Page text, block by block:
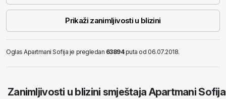
Prikaži zanimljivosti u blizini
Oglas Apartmani Sofija je pregledan 63894puta od 06.07.2018.
Zanimljivosti u blizini smještaja Apartmani Sofija